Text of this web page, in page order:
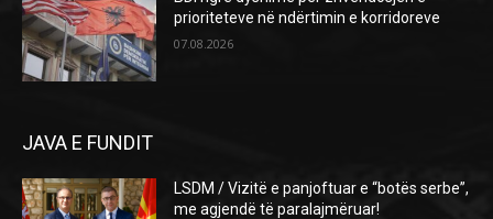
prioriteteve në ndërtimin e korridoreve
07.08.2026
JAVA E FUNDIT
LSDM / Vizitë e panjoftuar e “botës serbe”,
me agjendë të paralajmëruar!